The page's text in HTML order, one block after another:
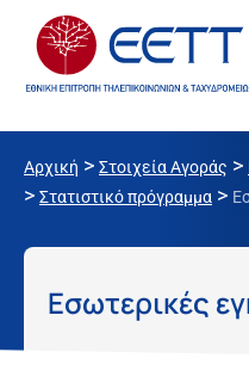
Αρχική > Στοιχεία Αγοράς >
> Στατιστικό πρόγραμμα >
Εσωτερικές